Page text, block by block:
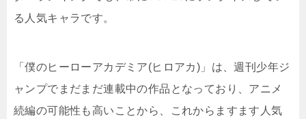
る人気キャラです。
「僕のヒーローアカデミア(ヒロアカ)」は、週刊少年ジ
ャンプでまだまだ連載中の作品となっており、アニメ
続編の可能性も高いことから、これからますます人気